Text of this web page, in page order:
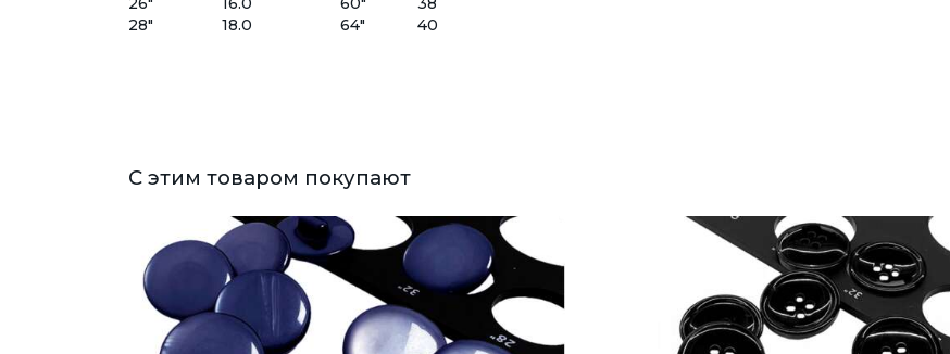
28"
18.0 64" 40
С этим товаром покупают